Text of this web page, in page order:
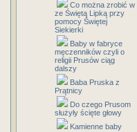
Co można zrobić w
ze Świętą Lipką przy
pomocy Świętej
Siekierki
Baby w fabryce
męczenników czyli o
religii Prusów ciąg
dalszy
Baba Pruska z
Prątnicy
Do czego Prusom
służyły ścięte głowy
Kamienne baby